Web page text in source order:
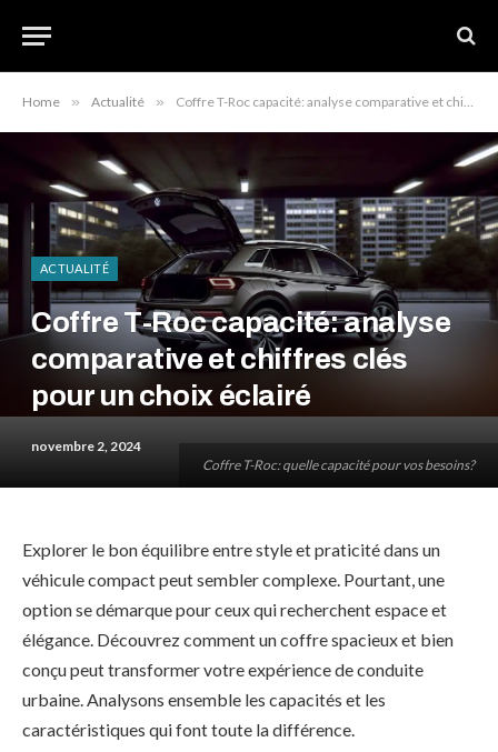
Home » Actualité » Coffre T-Roc capacité: analyse comparative et chiffres clés pour un choix éclairé
Coffre T-Roc: quelle capacité pour vos besoins?
ACTUALITÉ
Coffre T-Roc capacité: analyse
comparative et chiffres clés
pour un choix éclairé
novembre 2, 2024
Explorer le bon équilibre entre style et praticité dans un
véhicule compact peut sembler complexe. Pourtant, une
option se démarque pour ceux qui recherchent espace et
élégance. Découvrez comment un coffre spacieux et bien
conçu peut transformer votre expérience de conduite
urbaine. Analysons ensemble les capacités et les
caractéristiques qui font toute la différence.